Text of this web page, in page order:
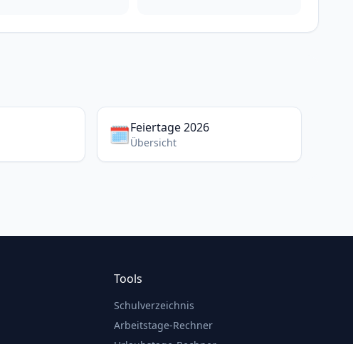
🗓️Feiertage 2026
Übersicht
Tools
Schulverzeichnis
Arbeitstage-Rechner